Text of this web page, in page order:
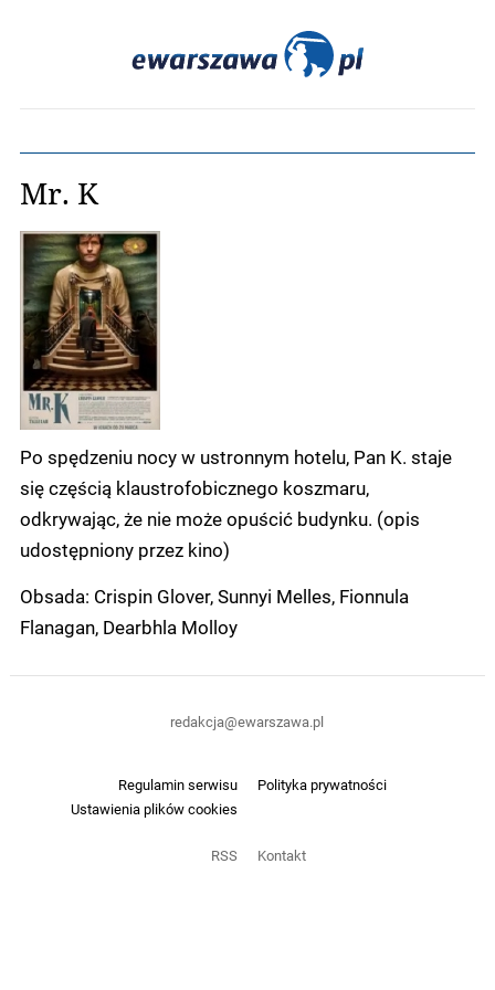
Mr. K
Po spędzeniu nocy w ustronnym hotelu, Pan K. staje
się częścią klaustrofobicznego koszmaru,
odkrywając, że nie może opuścić budynku. (opis
udostępniony przez kino)
Obsada: Crispin Glover, Sunnyi Melles, Fionnula
Flanagan, Dearbhla Molloy
Regulamin serwisu
Polityka prywatności
Ustawienia plików cookies
RSS Kontakt
redakcja@ewarszawa.pl